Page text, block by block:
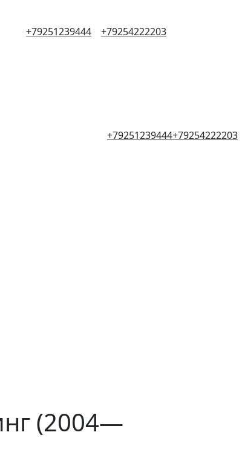
+79251239444 +79254222203
+79251239444+79254222203
(2004—